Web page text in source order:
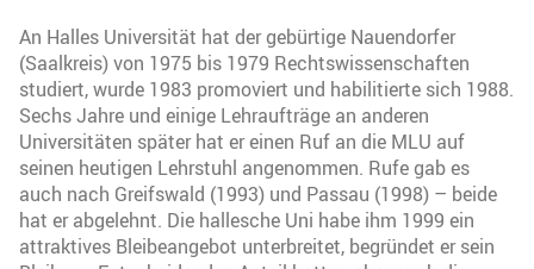
An Halles Universität hat der gebürtige Nauendorfer
(Saalkreis) von 1975 bis 1979 Rechtswissenschaften
studiert, wurde 1983 promoviert und habilitierte sich 1988.
Sechs Jahre und einige Lehraufträge an anderen
Universitäten später hat er einen Ruf an die MLU auf
seinen heutigen Lehrstuhl angenommen. Rufe gab es
auch nach Greifswald (1993) und Passau (1998) – beide
hat er abgelehnt. Die hallesche Uni habe ihm 1999 ein
attraktives Bleibeangebot unterbreitet, begründet er sein